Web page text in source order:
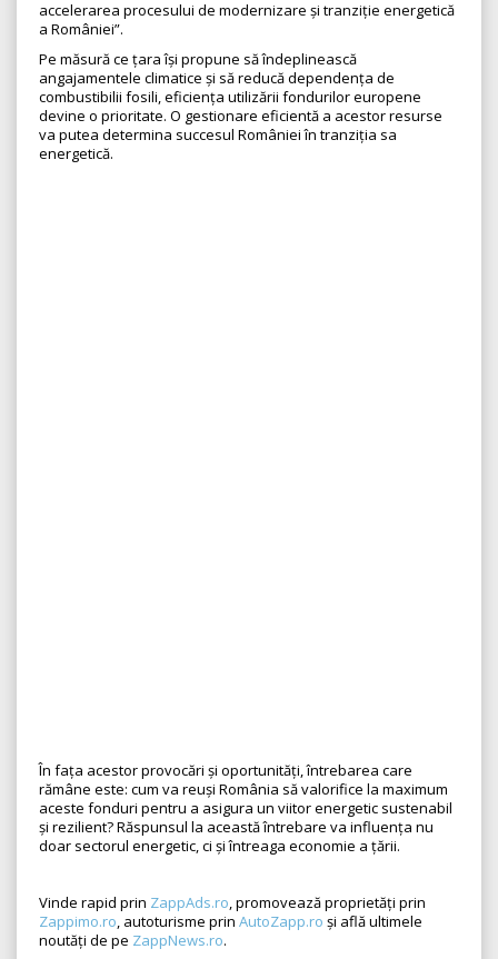
accelerarea procesului de modernizare și tranziție energetică
a României”.
Pe măsură ce țara își propune să îndeplinească
angajamentele climatice și să reducă dependența de
combustibilii fosili, eficiența utilizării fondurilor europene
devine o prioritate. O gestionare eficientă a acestor resurse
va putea determina succesul României în tranziția sa
energetică.
În fața acestor provocări și oportunități, întrebarea care
rămâne este: cum va reuși România să valorifice la maximum
aceste fonduri pentru a asigura un viitor energetic sustenabil
și rezilient? Răspunsul la această întrebare va influența nu
doar sectorul energetic, ci și întreaga economie a țării.
Vinde rapid prin ZappAds.ro, promovează proprietăți prin
Zappimo.ro, autoturisme prin AutoZapp.ro și află ultimele
noutăți de pe ZappNews.ro.